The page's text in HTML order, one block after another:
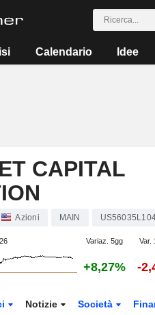
Calendario Idee
CAPITAL
Azioni MAIN
Variaz. 5gg Var.
+8,27% -
Notizie Società